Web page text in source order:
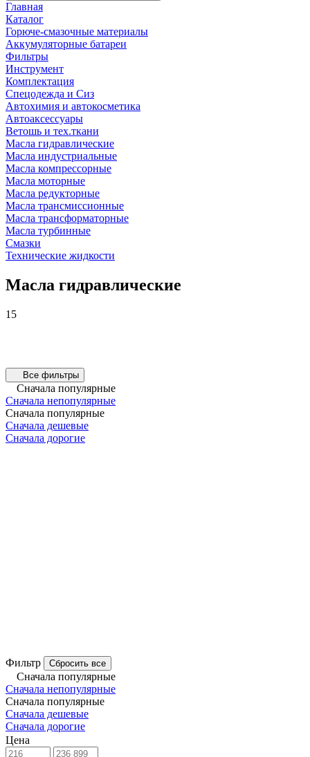
Главная
Каталог
Горюче-смазочные материалы
Аккумуляторные батареи
Фильтры
Инструмент
Комплектация
Спецодежда и Сиз
Автохимия и автокосметика
Автоаксессуары
Ветошь и тех.ткани
Масла гидравлические
Масла индустриальные
Масла компрессорные
Масла моторные
Масла редукторные
Масла трансмиссионные
Масла трансформаторные
Масла турбинные
Смазки
Технические жидкости
Масла гидравлические
15
Все фильтры
Сначала популярные
Сначала непопулярные
Сначала популярные
Сначала дешевые
Сначала дорогие
Фильтр Сбросить все
Сначала популярные
Сначала непопулярные
Сначала популярные
Сначала дешевые
Сначала дорогие
Цена